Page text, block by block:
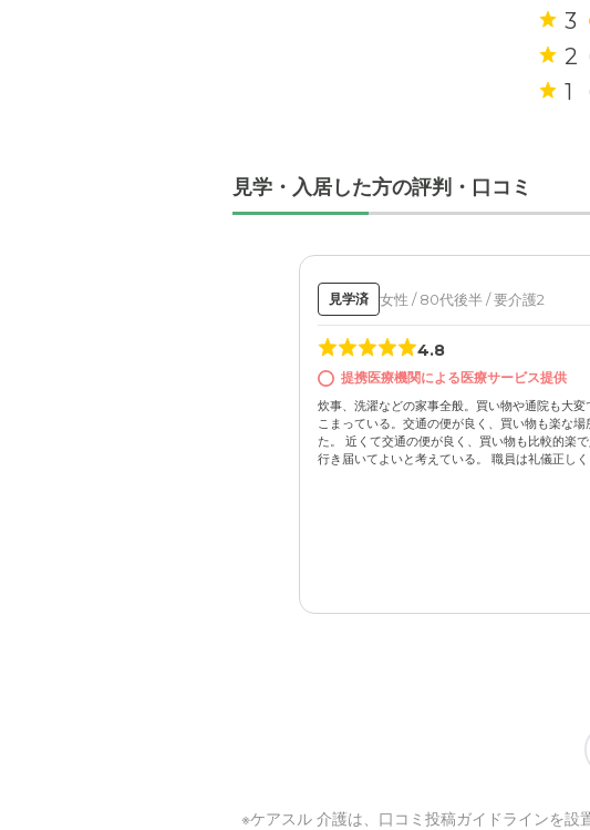
外観: デイサービス・
体の状態に合わせて
3
2
1
見学・入居した方の評判・口コミ
見学済 女性 / 80代後半 / 要介護2
4.8
提携医療機関による医療サービス提供
炊事、洗濯などの家事全般。買い物や通院も大
こまっている。交通の便が良く、買い物も楽な
た。 近くて交通の便が良く、買い物も比較的楽
行き届いてよいと考えている。 職員は礼儀正しく
※ケアスル 介護は、 口コミ投稿ガイドラインを設